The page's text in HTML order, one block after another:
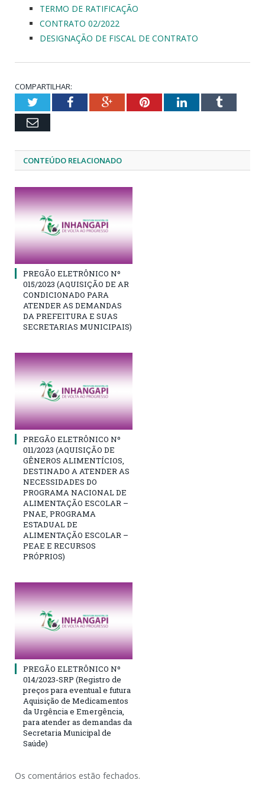
TERMO DE RATIFICAÇÃO
CONTRATO 02/2022
DESIGNAÇÃO DE FISCAL DE CONTRATO
COMPARTILHAR:
TwitterFacebookGoogle+PinterestLinkedInTumblr
Email
CONTEÚDO RELACIONADO
PREGÃO ELETRÔNICO Nº
015/2023 (AQUISIÇÃO DE AR
CONDICIONADO PARA
ATENDER AS DEMANDAS
DA PREFEITURA E SUAS
SECRETARIAS MUNICIPAIS)
PREGÃO ELETRÔNICO Nº
011/2023 (AQUISIÇÃO DE
GÊNEROS ALIMENTÍCIOS,
DESTINADO A ATENDER AS
NECESSIDADES DO
PROGRAMA NACIONAL DE
ALIMENTAÇÃO ESCOLAR –
PNAE, PROGRAMA
ESTADUAL DE
ALIMENTAÇÃO ESCOLAR –
PEAE E RECURSOS
PRÓPRIOS)
PREGÃO ELETRÔNICO Nº
014/2023-SRP (Registro de
preços para eventual e futura
Aquisição de Medicamentos
da Urgência e Emergência,
para atender as demandas da
Secretaria Municipal de
Saúde)
Os comentários estão fechados.